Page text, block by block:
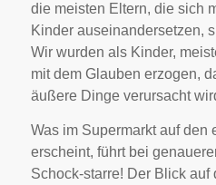
die meisten Eltern, die sich
Kinder auseinandersetzen,
Wir wurden als Kinder,
mit dem Glauben erzogen,
äußere Dinge verursacht
Was im Supermarkt auf den
erscheint, führt bei
Schock-starre! Der Blick auf